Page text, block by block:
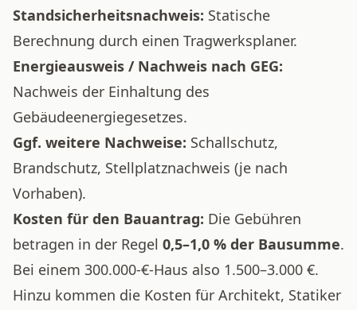
Standsicherheitsnachweis: Statische
Berechnung durch einen Tragwerksplaner.
Energieausweis / Nachweis nach GEG:
Nachweis der Einhaltung des
Gebäudeenergiegesetzes.
Ggf. weitere Nachweise: Schallschutz,
Brandschutz, Stellplatznachweis (je nach
Vorhaben).
Kosten für den Bauantrag: Die Gebühren
betragen in der Regel 0,5–1,0 % der Bausumme.
Bei einem 300.000-€-Haus also 1.500–3.000 €.
Hinzu kommen die Kosten für Architekt, Statiker